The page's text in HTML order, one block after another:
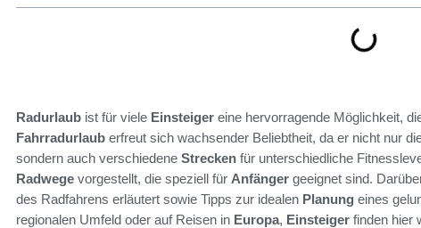
Radurlaub ist für viele Einsteiger eine hervorragende Möglichkeit,
Fahrradurlaub erfreut sich wachsender Beliebtheit, da er nicht nur
sondern auch verschiedene Strecken für unterschiedliche
Radwege vorgestellt, die speziell für Anfänger geeignet sind.
des Radfahrens erläutert sowie Tipps zur idealen Planung eines
regionalen Umfeld oder auf Reisen in Europa, Einsteiger finden hier